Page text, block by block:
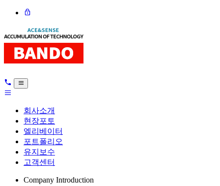
회사소개
현장포토
엘리베이터
포트폴리오
유지보수
고객센터
Company Introduction